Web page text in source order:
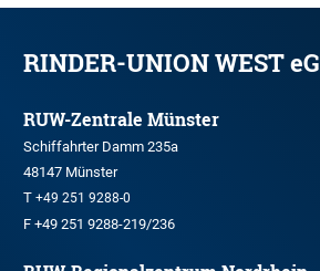
RINDER-UNION WEST eG
RUW-Zentrale Münster
Schiffahrter Damm 235a
48147 Münster
T +49 251 9288-0
F +49 251 9288-219/236